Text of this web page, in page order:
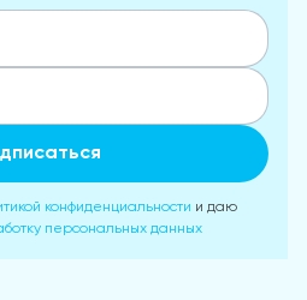
конфиденциальности и даю
персональных данных